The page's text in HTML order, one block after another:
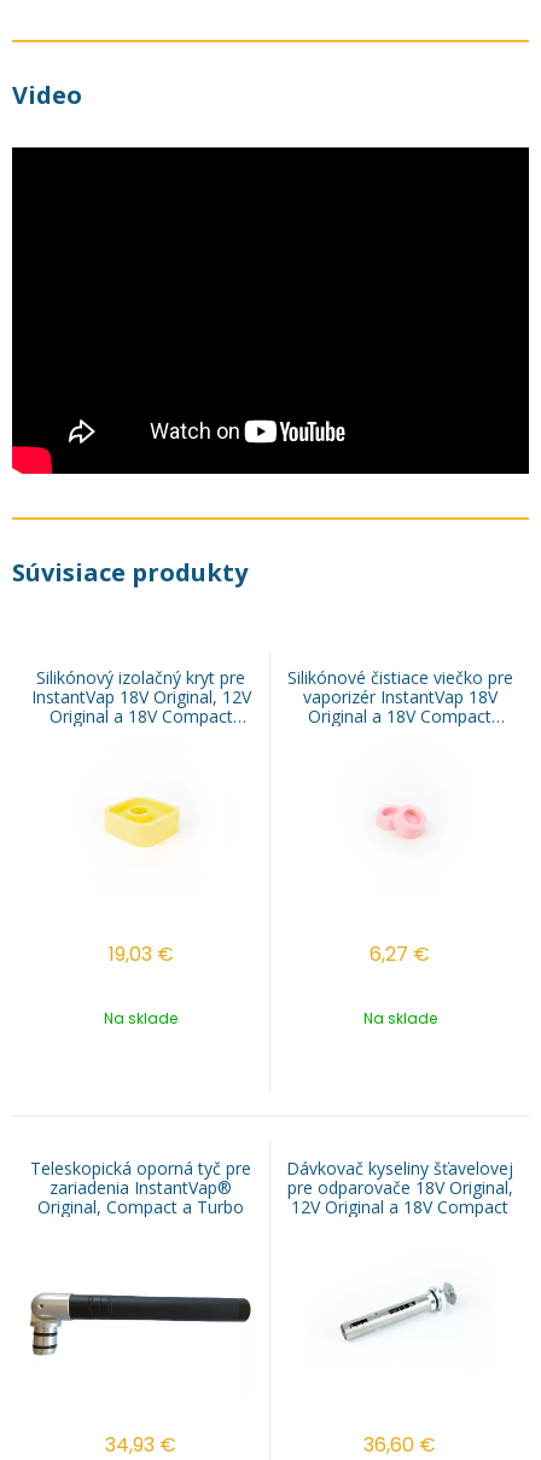
Video
Súvisiace produkty
Silikónový izolačný kryt pre
InstantVap 18V Original, 12V
Original a 18V Compact
19,03 €
Na sklade
Silikónové čistiace viečko pre
vaporizér InstantVap 18V
Original a 18V Compact
6,27 €
Na sklade
Teleskopická oporná tyč pre
zariadenia InstantVap®
Original, Compact a Turbo
34,93 €
Dávkovač kyseliny šťavelovej
pre odparovače 18V Original,
12V Original a 18V Compact
36,60 €